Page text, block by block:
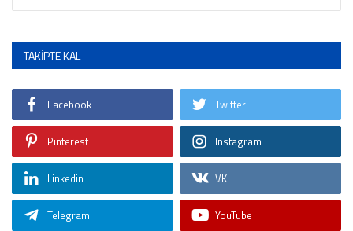
TAKIPTE KAL
Facebook Twitter
Pinterest Instagram
Linkedin VK
Telegram YouTube